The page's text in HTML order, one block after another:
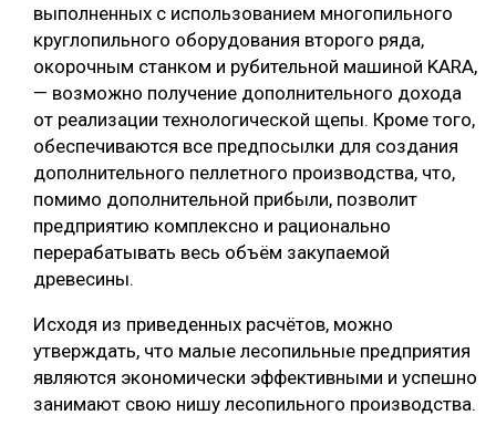
выполненных с использованием многопильного
круглопильного оборудования второго ряда,
окорочным станком и рубительной машиной KARA,
— возможно получение дополнительного дохода
от реализации технологической щепы. Кроме того,
обеспечиваются все предпосылки для создания
дополнительного пеллетного производства, что,
помимо дополнительной прибыли, позволит
предприятию комплексно и рационально
перерабатывать весь объём закупаемой
древесины.
Исходя из приведенных расчётов, можно
утверждать, что малые лесопильные предприятия
являются экономически эффективными и успешно
занимают свою нишу лесопильного производства.